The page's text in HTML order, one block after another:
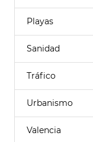
Playas
Sanidad
Tráfico
Urbanismo
Valencia